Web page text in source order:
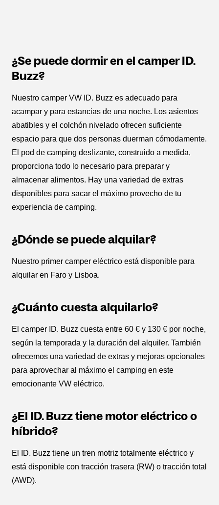
¿Se puede dormir en el camper ID.
Buzz?
Nuestro camper VW ID. Buzz es adecuado para
acampar y para estancias de una noche. Los asientos
abatibles y el colchón nivelado ofrecen suficiente
espacio para que dos personas duerman cómodamente.
El pod de camping deslizante, construido a medida,
proporciona todo lo necesario para preparar y
almacenar alimentos. Hay una variedad de extras
disponibles para sacar el máximo provecho de tu
experiencia de camping.
¿Dónde se puede alquilar?
Nuestro primer camper eléctrico está disponible para
alquilar en Faro y Lisboa.
¿Cuánto cuesta alquilarlo?
El camper ID. Buzz cuesta entre 60 € y 130 € por noche,
según la temporada y la duración del alquiler. También
ofrecemos una variedad de extras y mejoras opcionales
para aprovechar al máximo el camping en este
emocionante VW eléctrico.
¿El ID. Buzz tiene motor eléctrico o
híbrido?
El ID. Buzz tiene un tren motriz totalmente eléctrico y
está disponible con tracción trasera (RW) o tracción total
(AWD).